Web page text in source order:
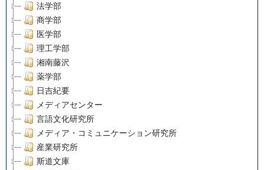
法学部
商学部
医学部
理工学部
湘南藤沢
薬学部
日吉紀要
メディアセンター
言語文化研究所
メディア・コミュニケーション研究所
産業研究所
斯道文庫